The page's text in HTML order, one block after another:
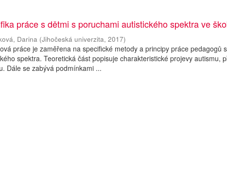
práce s dětmi s poruchami autistického spektra ve
Darina (Jihočeská univerzita,2017)
práce je zaměřena na specifické metody a principy práce pedagogů
spektra. Teoretická část popisuje charakteristické projevy autismu,
Dále se zabývá podmínkami ...